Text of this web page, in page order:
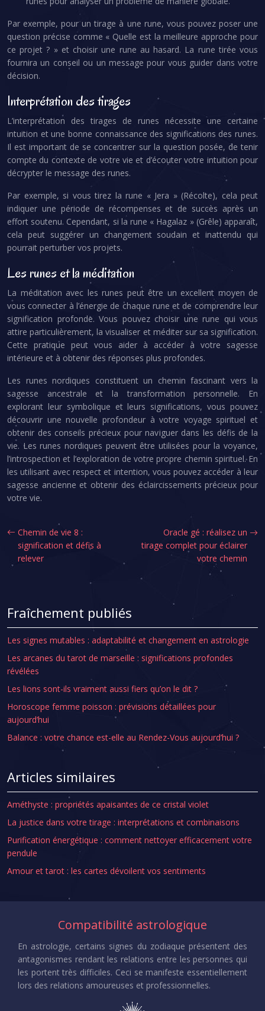
Par exemple, pour un tirage à une rune, vous pouvez poser une
question précise comme « Quelle est la meilleure approche pour
ce projet ? » et choisir une rune au hasard. La rune tirée vous
fournira un conseil ou un message pour vous guider dans votre
décision.
Interprétation des tirages
L’interprétation des tirages de runes nécessite une certaine
intuition et une bonne connaissance des significations des runes.
Il est important de se concentrer sur la question posée, de tenir
compte du contexte de votre vie et d’écouter votre intuition pour
décrypter le message des runes.
Par exemple, si vous tirez la rune « Jera » (Récolte), cela peut
indiquer une période de récompenses et de succès après un
effort soutenu. Cependant, si la rune « Hagalaz » (Grêle) apparaît,
cela peut suggérer un changement soudain et inattendu qui
pourrait perturber vos projets.
Les runes et la méditation
La méditation avec les runes peut être un excellent moyen de
vous connecter à l’énergie de chaque rune et de comprendre leur
signification profonde. Vous pouvez choisir une rune qui vous
attire particulièrement, la visualiser et méditer sur sa signification.
Cette pratique peut vous aider à accéder à votre sagesse
intérieure et à obtenir des réponses plus profondes.
Les runes nordiques constituent un chemin fascinant vers la
sagesse ancestrale et la transformation personnelle. En
explorant leur symbolique et leurs significations, vous pouvez
découvrir une nouvelle profondeur à votre voyage spirituel et
obtenir des conseils précieux pour naviguer dans les défis de la
vie. Les runes nordiques peuvent être utilisées pour la voyance,
l’introspection et l’exploration de votre propre chemin spirituel. En
les utilisant avec respect et intention, vous pouvez accéder à leur
sagesse ancienne et obtenir des éclaircissements précieux pour
votre vie.
Chemin de vie 8 :
signification et défis à
relever
Oracle gé : réalisez un
tirage complet pour éclairer
votre chemin
Fraîchement publiés
Les signes mutables : adaptabilité et changement en astrologie
Les arcanes du tarot de marseille : significations profondes
révélées
Les lions sont-ils vraiment aussi fiers qu’on le dit ?
Horoscope femme poisson : prévisions détaillées pour
aujourd’hui
Balance : votre chance est-elle au Rendez-Vous aujourd’hui ?
Articles similaires
Améthyste : propriétés apaisantes de ce cristal violet
La justice dans votre tirage : interprétations et combinaisons
Purification énergétique : comment nettoyer efficacement votre
pendule
Amour et tarot : les cartes dévoilent vos sentiments
Compatibilité astrologique
En astrologie, certains signes du zodiaque présentent des
antagonismes rendant les relations entre les personnes qui
les portent très difficiles. Ceci se manifeste essentiellement
lors des relations amoureuses et professionnelles.